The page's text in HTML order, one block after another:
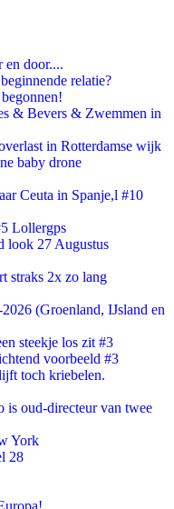
en door....
relatie?
& Bevers & Zwemmen in
in Rotterdamse wijk
baby drone
Ceuta in Spanje,l #10
Lollergps
look 27 Augustus
straks 2x zo lang
(Groenland, IJsland en
steekje los zit #3
voorbeeld #3
toch kriebelen.
is oud-directeur van twee
York
28